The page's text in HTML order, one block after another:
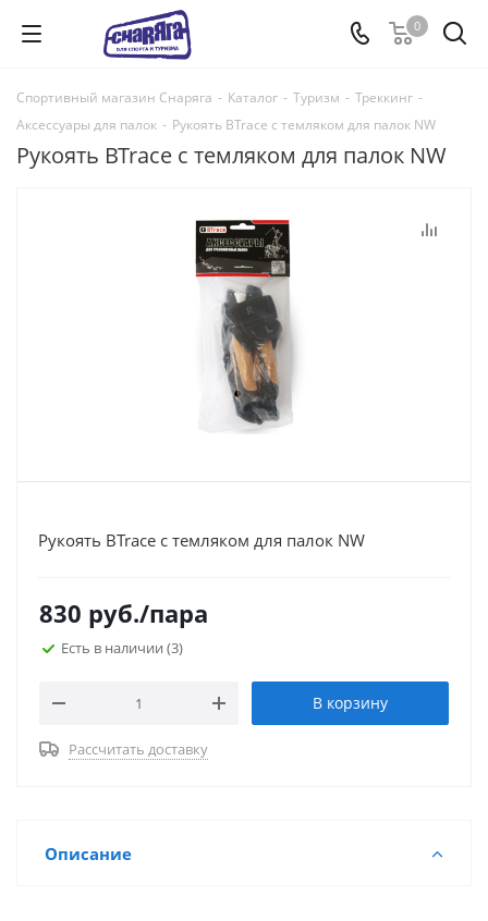
0
Спортивный магазин Снаряга - Каталог - Туризм - Треккинг -
Аксессуары для палок - Рукоять BTrace с темляком для палок NW
Рукоять BTrace с темляком для палок NW
Рукоять BTrace с темляком для палок NW
830 руб./пара
Есть в наличии (3)
В корзину
Рассчитать доставку
Описание